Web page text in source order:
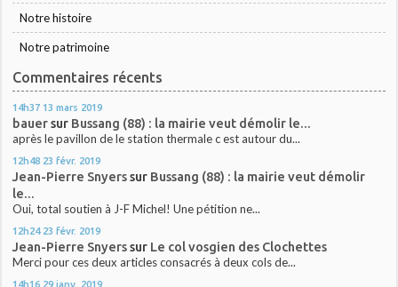
Notre histoire
Notre patrimoine
Commentaires récents
14h37 13 mars 2019
bauersur Bussang (88) : la mairie veut démolir le...
après le pavillon de le station thermale c est autour du...
12h48 23 févr. 2019
Jean-Pierre Snyerssur Bussang (88) : la mairie veut démolir
le...
Oui, total soutien à J-F Michel! Une pétition ne...
12h24 23 févr. 2019
Jean-Pierre Snyerssur Le col vosgien des Clochettes
Merci pour ces deux articles consacrés à deux cols de...
14h16 29 janv. 2019